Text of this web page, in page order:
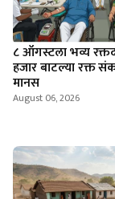
८ ऑगस्टला भव्य
हजार बाटल्या रक्त
मानस
August 06, 2026